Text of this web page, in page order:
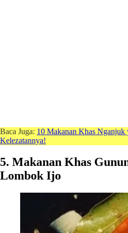
Baca Juga: 10 Makanan Khas Nganjuk
Kelezatannya!
5. Makanan Khas
Lombok Ijo